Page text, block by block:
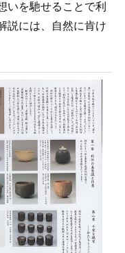
いを馳せることで利
説には、自然に肯け